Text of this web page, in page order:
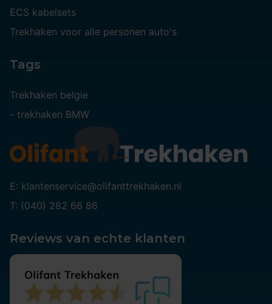
ECS kabelsets
Trekhaken voor alle personen auto's
Tags
Trekhaken belgie
- trekhaken BMW
E: klantenservice@olifanttrekhaken.nl
T: (040) 282 66 86
Reviews van echte klanten